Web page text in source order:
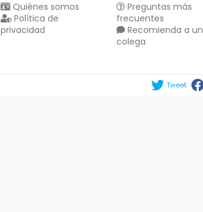
Quiénes somos
Política de
privacidad
Preguntas más
frecuentes
Recomienda a un
colega
Tweet